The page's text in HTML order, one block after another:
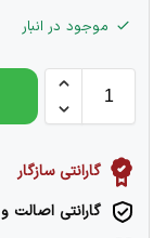
موجود در انبار
گارانتی سازگار
گارانتی اصالت